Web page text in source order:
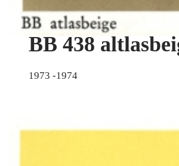
BB 438
1973 -1974